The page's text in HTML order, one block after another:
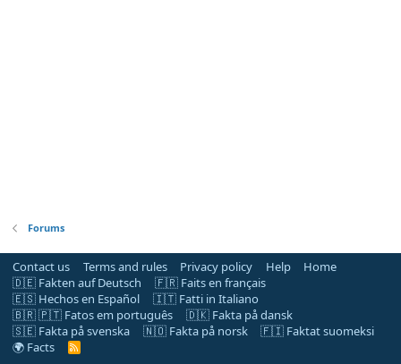
Forums
Contact us Terms and rules Privacy policy Help
Home
🇩🇪 Fakten auf Deutsch
🇫🇷 Faits en français
🇪🇸 Hechos en Español
🇮🇹 Fatti in Italiano
🇧🇷 🇵🇹 Fatos em português
🇩🇰 Fakta på dansk
🇸🇪 Fakta på svenska
🇳🇴 Fakta på norsk
🇫🇮 Faktat suomeksi
🌍 Facts
R